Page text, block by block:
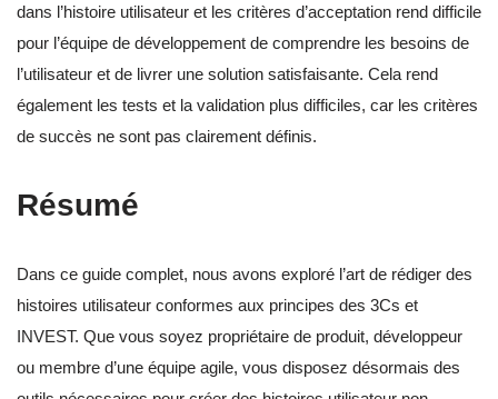
dans l’histoire utilisateur et les critères d’acceptation rend difficile
pour l’équipe de développement de comprendre les besoins de
l’utilisateur et de livrer une solution satisfaisante. Cela rend
également les tests et la validation plus difficiles, car les critères
de succès ne sont pas clairement définis.
Résumé
Dans ce guide complet, nous avons exploré l’art de rédiger des
histoires utilisateur conformes aux principes des 3Cs et
INVEST. Que vous soyez propriétaire de produit, développeur
ou membre d’une équipe agile, vous disposez désormais des